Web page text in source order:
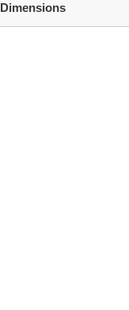
Dimensions